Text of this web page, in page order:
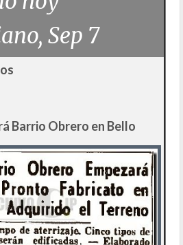
Sep 7
Barrio Obrero en Bello